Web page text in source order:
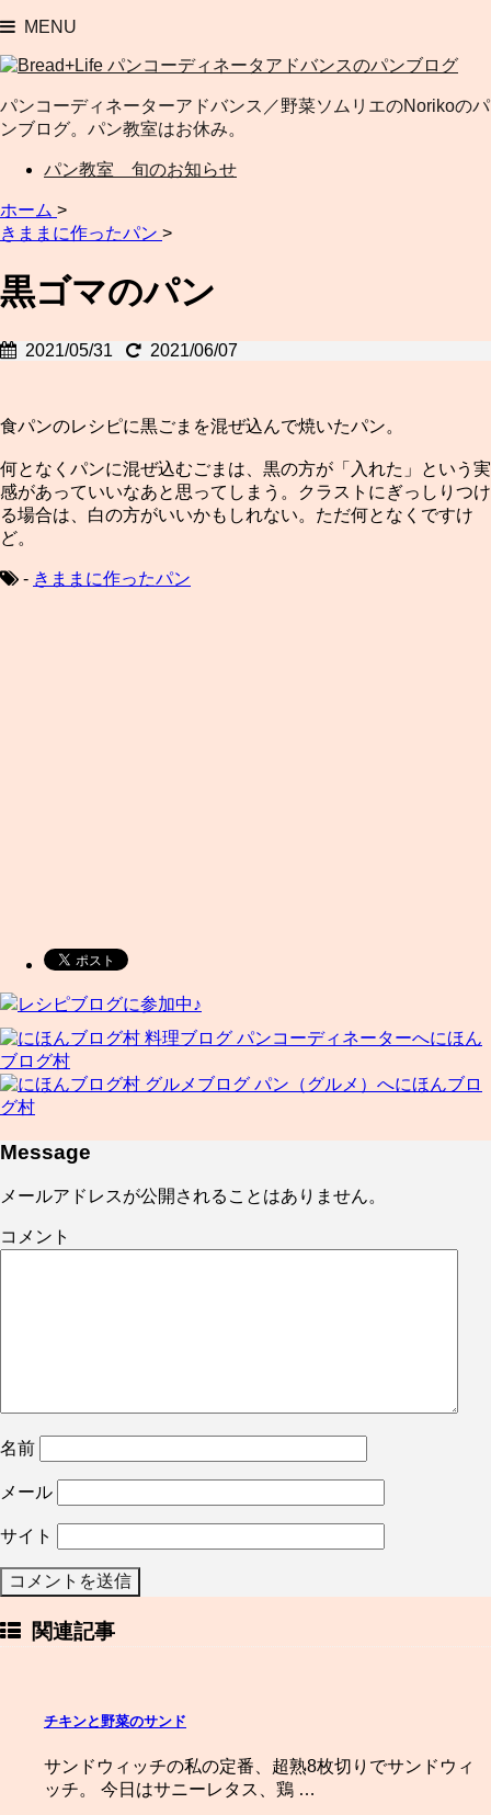
MENU
パンコーディネーターアドバンス／野菜ソムリエのNorikoのパ
ンブログ。パン教室はお休み。
パン教室 旬のお知らせ
ホーム >
きままに作ったパン >
黒ゴマのパン
2021/05/31 2021/06/07
食パンのレシピに黒ごまを混ぜ込んで焼いたパン。
何となくパンに混ぜ込むごまは、黒の方が「入れた」という実
感があっていいなあと思ってしまう。クラストにぎっしりつけ
る場合は、白の方がいいかもしれない。ただ何となくですけ
ど。
- きままに作ったパン
レシピブログに参加中♪
にほん
ブログ村
にほんブロ
グ村
Message
メールアドレスが公開されることはありません。
コメント
名前
メール
サイト
関連記事
チキンと野菜のサンド
サンドウィッチの私の定番、超熟8枚切りでサンドウィ
ッチ。 今日はサニーレタス、鶏 …